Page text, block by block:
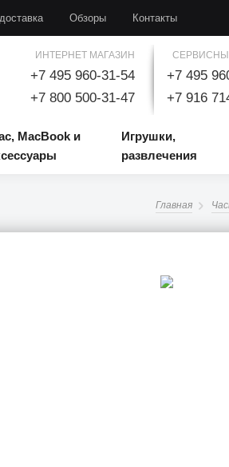
Обзоры Контакты
ИНТЕРНЕТ МАГАЗИН
+7 495 960-31-54
+7 800 500-31-47
+7 495
+7 916
MacBook и
Игрушки,
развлечения
Главная